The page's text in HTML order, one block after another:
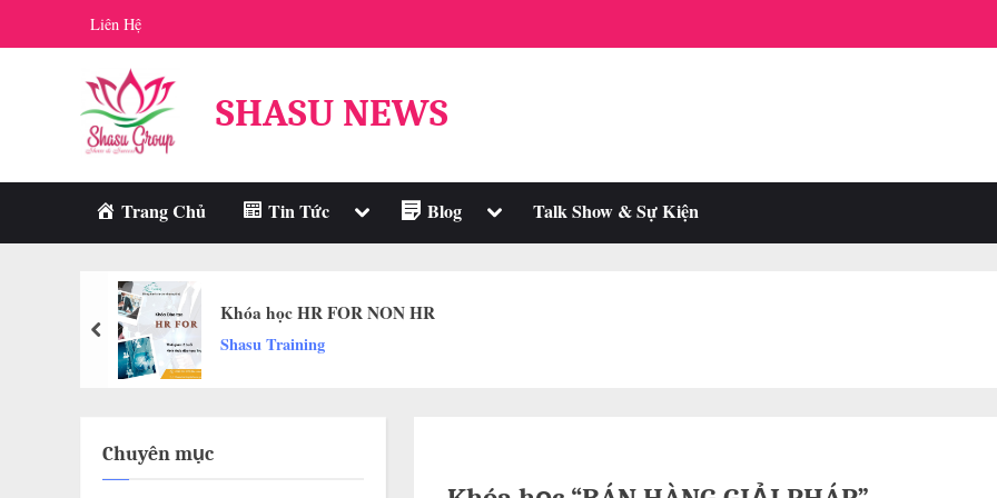
to
Liên Hệ
SHASU NEWS
Trang Chủ Tin Tức Toggle
menu
Blog Toggle
menu
Talk Show & Sự Kiện
Khóa học HR FOR NON HR
Shasu Training
prev
Chuyên mục